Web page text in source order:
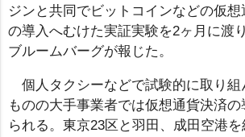
ジンと共同でビットコインなどの仮
の導入へむけた実証実験を2ヶ月に渡
ブルームバーグが報じた。
個人タクシーなどで試験的に取り組
ものの大手事業者では仮想通貨決済
られる。東京23区と羽田、成田空港